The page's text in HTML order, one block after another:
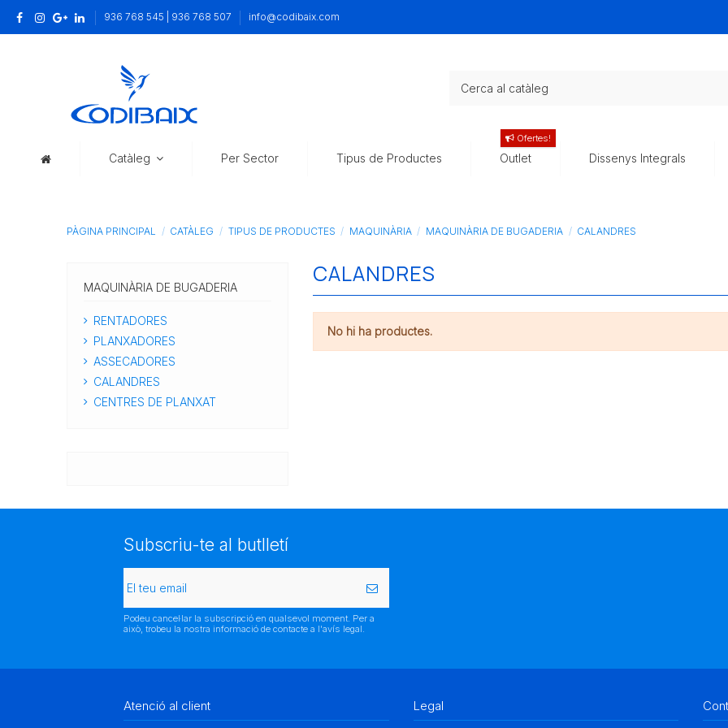
936 768 545 | 936 768 507 info@codibaix.com
Catàleg Per Sector Tipus de Productes Outlet
Ofertes!
Dissenys Integrals
PÀGINA PRINCIPAL CATÀLEG TIPUS DE PRODUCTES MAQUINÀRIA MAQUINÀRIA DE BUGADERIA CALANDRES
CALANDRES
No hi ha productes.
MAQUINÀRIA DE BUGADERIA
RENTADORES
PLANXADORES
ASSECADORES
CALANDRES
CENTRES DE PLANXAT
Subscriu-te al butlletí
Podeu cancel·lar la subscripció en qualsevol moment. Per a
això, trobeu la nostra informació de contacte a l'avís legal.
Atenció al client Legal